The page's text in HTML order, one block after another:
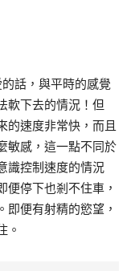
話，與平時的感覺
軟下去的情況！但
的速度非常快，而且
敏感，這一點不同於
識控制速度的情況
停下也剎不住車，
便有射精的慾望，
。